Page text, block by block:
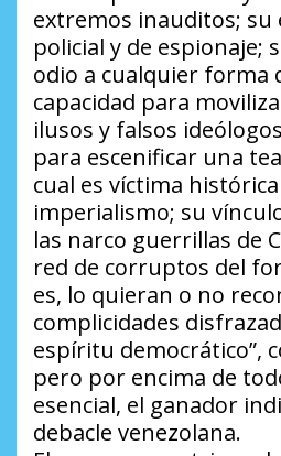
extremos inauditos;
policial y de espionaje;
odio a cualquier forma
capacidad para
ilusos y falsos
para escenificar una
cual es víctima
imperialismo; su
las narco guerrillas de
red de corruptos del
es, lo quieran o no
complicidades
espíritu democrático”,
pero por encima de
esencial, el ganador
debacle venezolana.